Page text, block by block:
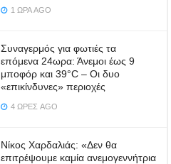
1 ΏΡΑ AGO
Συναγερμός για φωτιές τα
επόμενα 24ωρα: Άνεμοι έως 9
μποφόρ και 39°C – Οι δυο
«επικίνδυνες» περιοχές
4 ΏΡΕΣ AGO
Νίκος Χαρδαλιάς: «Δεν θα
επιτρέψουμε καμία ανεμογεννήτρια